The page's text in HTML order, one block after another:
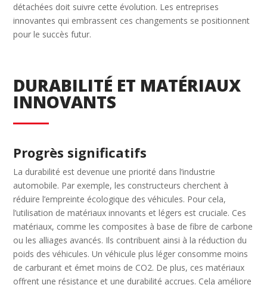
détachées doit suivre cette évolution. Les entreprises
innovantes qui embrassent ces changements se positionnent
pour le succès futur.
DURABILITÉ ET MATÉRIAUX
INNOVANTS
Progrès significatifs
La durabilité est devenue une priorité dans l’industrie
automobile. Par exemple, les constructeurs cherchent à
réduire l’empreinte écologique des véhicules. Pour cela,
l’utilisation de matériaux innovants et légers est cruciale. Ces
matériaux, comme les composites à base de fibre de carbone
ou les alliages avancés. Ils contribuent ainsi à la réduction du
poids des véhicules. Un véhicule plus léger consomme moins
de carburant et émet moins de CO2. De plus, ces matériaux
offrent une résistance et une durabilité accrues. Cela améliore